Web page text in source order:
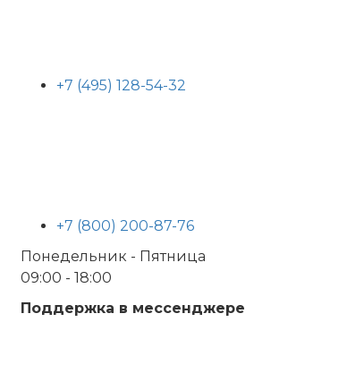
+7 (495) 128-54-32
+7 (800) 200-87-76
Понедельник - Пятница
09:00 - 18:00
Поддержка в мессенджере